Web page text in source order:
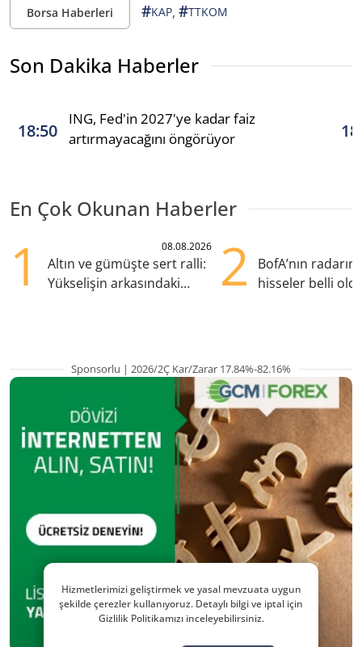
Borsa Haberleri #KAP, #TTKOM
Son Dakika Haberler
18:50
ING, Fed'in 2027'ye kadar faiz
artırmayacağını öngörüyor
En Çok Okunan Haberler
1 08.08.2026
Altın ve gümüşte sert ralli:
Yükselişin arkasındaki
2
BofA’nın
hisseler belli
Sponsorlu | 2026/2Ç Kar/Zarar 17.84%-82.16%
Hizmetlerimizi geliştirmek ve yasal mevzuata uygun
şekilde çerezler kullanıyoruz. Detaylı bilgi ve iptal için
Gizlilik Politikamızı inceleyebilirsiniz.